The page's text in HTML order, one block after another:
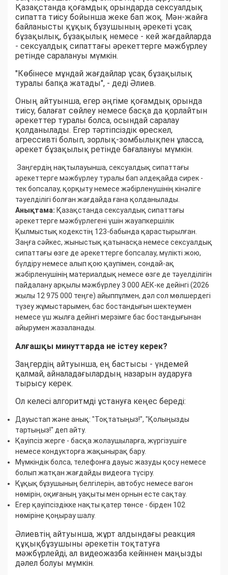
Қазақстанда қоғамдық орындарда сексуалдық
сипатта тиісу бойынша жеке бап жоқ. Мән-жайға
байланысты құқық бұзушының әрекеті ұсақ
бұзақылық, бұзақылық немесе - кей жағдайларда
- сексуалдық сипаттағы әрекеттерге мәжбүрлеу
ретінде саралануы мүмкін.
"Көбінесе мұндай жағдайлар ұсақ бұзақылық
туралы бапқа жатады", - деді Әлиев.
Оның айтуынша, егер әңгіме қоғамдық орында
тиісу, балағат сөйлеу немесе басқа да қорлайтын
әрекеттер туралы болса, осындай саралау
қолданылады. Егер тәртіпсіздік өрескел,
агрессивті болып, зорлық-зомбылықпен ұласса,
әрекет бұзақылық ретінде бағалануы мүмкін.
Заңгердің нақтылауынша, сексуалдық сипаттағы
әрекеттерге мәжбүрлеу туралы бап әлдеқайда сирек -
тек бопсалау, қорқыту немесе жәбірленушінің кінәліге
тәуелділігі болған жағдайда ғана қолданылады.
Анықтама: Қазақстанда сексуалдық сипаттағы
әрекеттерге мәжбүрлегені үшін жауапкершілік
Қылмыстық кодекстің 123-бабында қарастырылған.
Заңға сәйкес, жыныстық қатынасқа немесе сексуалдық
сипаттағы өзге де әрекеттерге бопсалау, мүлікті жою,
бүлдіру немесе алып қою қаупімен, сондай-ақ
жәбірленушінің материалдық немесе өзге де тәуелділігін
пайдалану арқылы мәжбүрлеу 3 000 АЕК-ке дейінгі (2026
жылы 12 975 000 теңге) айыппұлмен, дәл сол мөлшердегі
түзеу жұмыстарымен, бас бостандығын шектеумен
немесе үш жылға дейінгі мерзімге бас бостандығынан
айырумен жазаланады.
Алғашқы минуттарда не істеу керек?
Заңгердің айтуынша, ең бастысы - үндемей
қалмай, айналадағылардың назарын аударуға
тырысу керек.
Ол келесі алгоритмді ұстануға кеңес береді:
Дауыстап және анық: "Тоқтатыңыз!", "Қолыңызды
тартыңыз!" деп айту.
Қауіпсіз жерге - басқа жолаушыларға, жүргізушіге
немесе кондукторға жақынырақ бару.
Мүмкіндік болса, телефонға дауыс жазуды қосу немесе
болып жатқан жағдайды видеоға түсіру.
Құқық бұзушының белгілерін, автобус немесе вагон
нөмірін, оқиғаның уақыты мен орнын есте сақтау.
Егер қауіпсіздікке нақты қатер төнсе - бірден 102
нөміріне қоңырау шалу.
Әлиевтің айтуынша, жұрт алдындағы реакция
құқықбұзушыны әрекетін тоқтатуға
мәжбүрлейді, ал видеожазба кейіннен маңызды
дәлел болуы мүмкін.